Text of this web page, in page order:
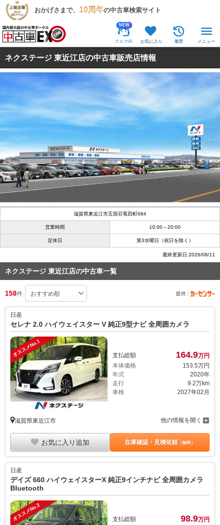
おかげさまで、 19周年の中古車検索サイト
NEW
クルマAI お気に入り 履歴 メニュー
ネクステージ 東近江店の中古車販売店情報
滋賀県東近江市五箇荘竜田町684
営業時間 10:00～20:00
定休日 第3水曜日（祝日を除く）
最終更新日:2026/08/11
ネクステージ 東近江店の中古車一覧
158件 提供：
日産
セレナ 2.0 ハイウェイスター V 純正9型ナビ 全周囲カメラ
オススメNo.1 支払総額 164.9万円
本体価格
153.5万円
年式
2020年
走行
9.2万km
車検
2027年02月
滋賀県東近江市 他の情報を開く
お気に入り追加 在庫確認・見積依頼（無料）
日産
デイズ 660 ハイウェイスターX 純正9インチナビ 全周囲カメラ
Bluetooth
オススメNo.2 支払総額 98.9万円